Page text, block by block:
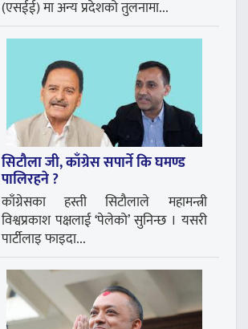
(एसईई) मा अन्य प्रदेशको तुलनामा...
सिटौला जी, काँग्रेस सपार्ने कि घमण्ड
पालिरहने ?
काँग्रेसका हस्ती सिटौलाले महामन्त्री
विश्वप्रकाश पक्षलाई ‘पेलेको’ सुनिन्छ । यसरी
पार्टीलाइ फाइदा...